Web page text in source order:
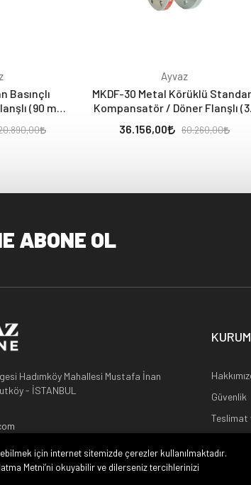
Basınçlı
(90 mm
+20)
Ayvaz
MKDF-30 Metal Körüklü
Kompansatör / Döner Flanşlı (30
mm - Laynersiz)
36.156,00 60.260,00
ABONE OL
Hadımköy Mahallesi Mustafa İnan
- İSTANBUL
Güvenlik
Teslimat
Kargo
Ana Sayfa
için internet sitemizde çerezler kullanılmaktadır.
Metni’ni okuyabilir ve dilerseniz tercihlerinizi